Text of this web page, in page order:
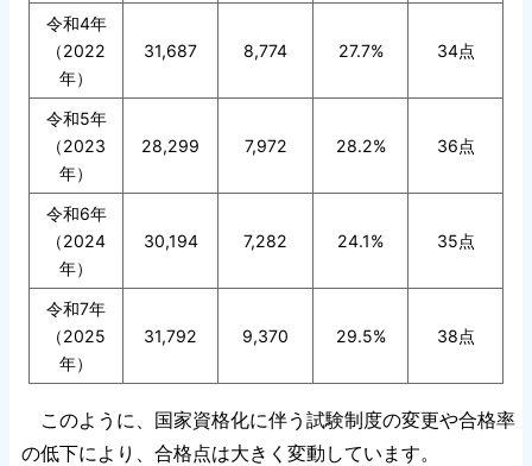
令和4年
（2022
年）
31,687 8,774 27.7% 34点
令和5年
（2023
年）
28,299 7,972 28.2% 36点
令和6年
（2024
年）
30,194 7,282 24.1% 35点
令和7年
（2025
年）
31,792 9,370 29.5% 38点
このように、国家資格化に伴う試験制度の変更や合格率
の低下により、合格点は大きく変動しています。